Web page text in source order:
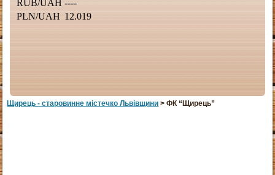
Щирець - старовинне мiстечко Львiвщини > ФК “Щирець”